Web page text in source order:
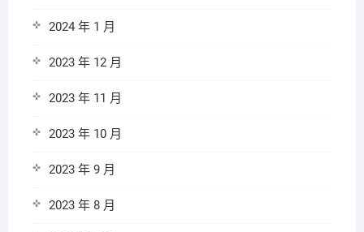
2024 年 1 月
2023 年 12 月
2023 年 11 月
2023 年 10 月
2023 年 9 月
2023 年 8 月